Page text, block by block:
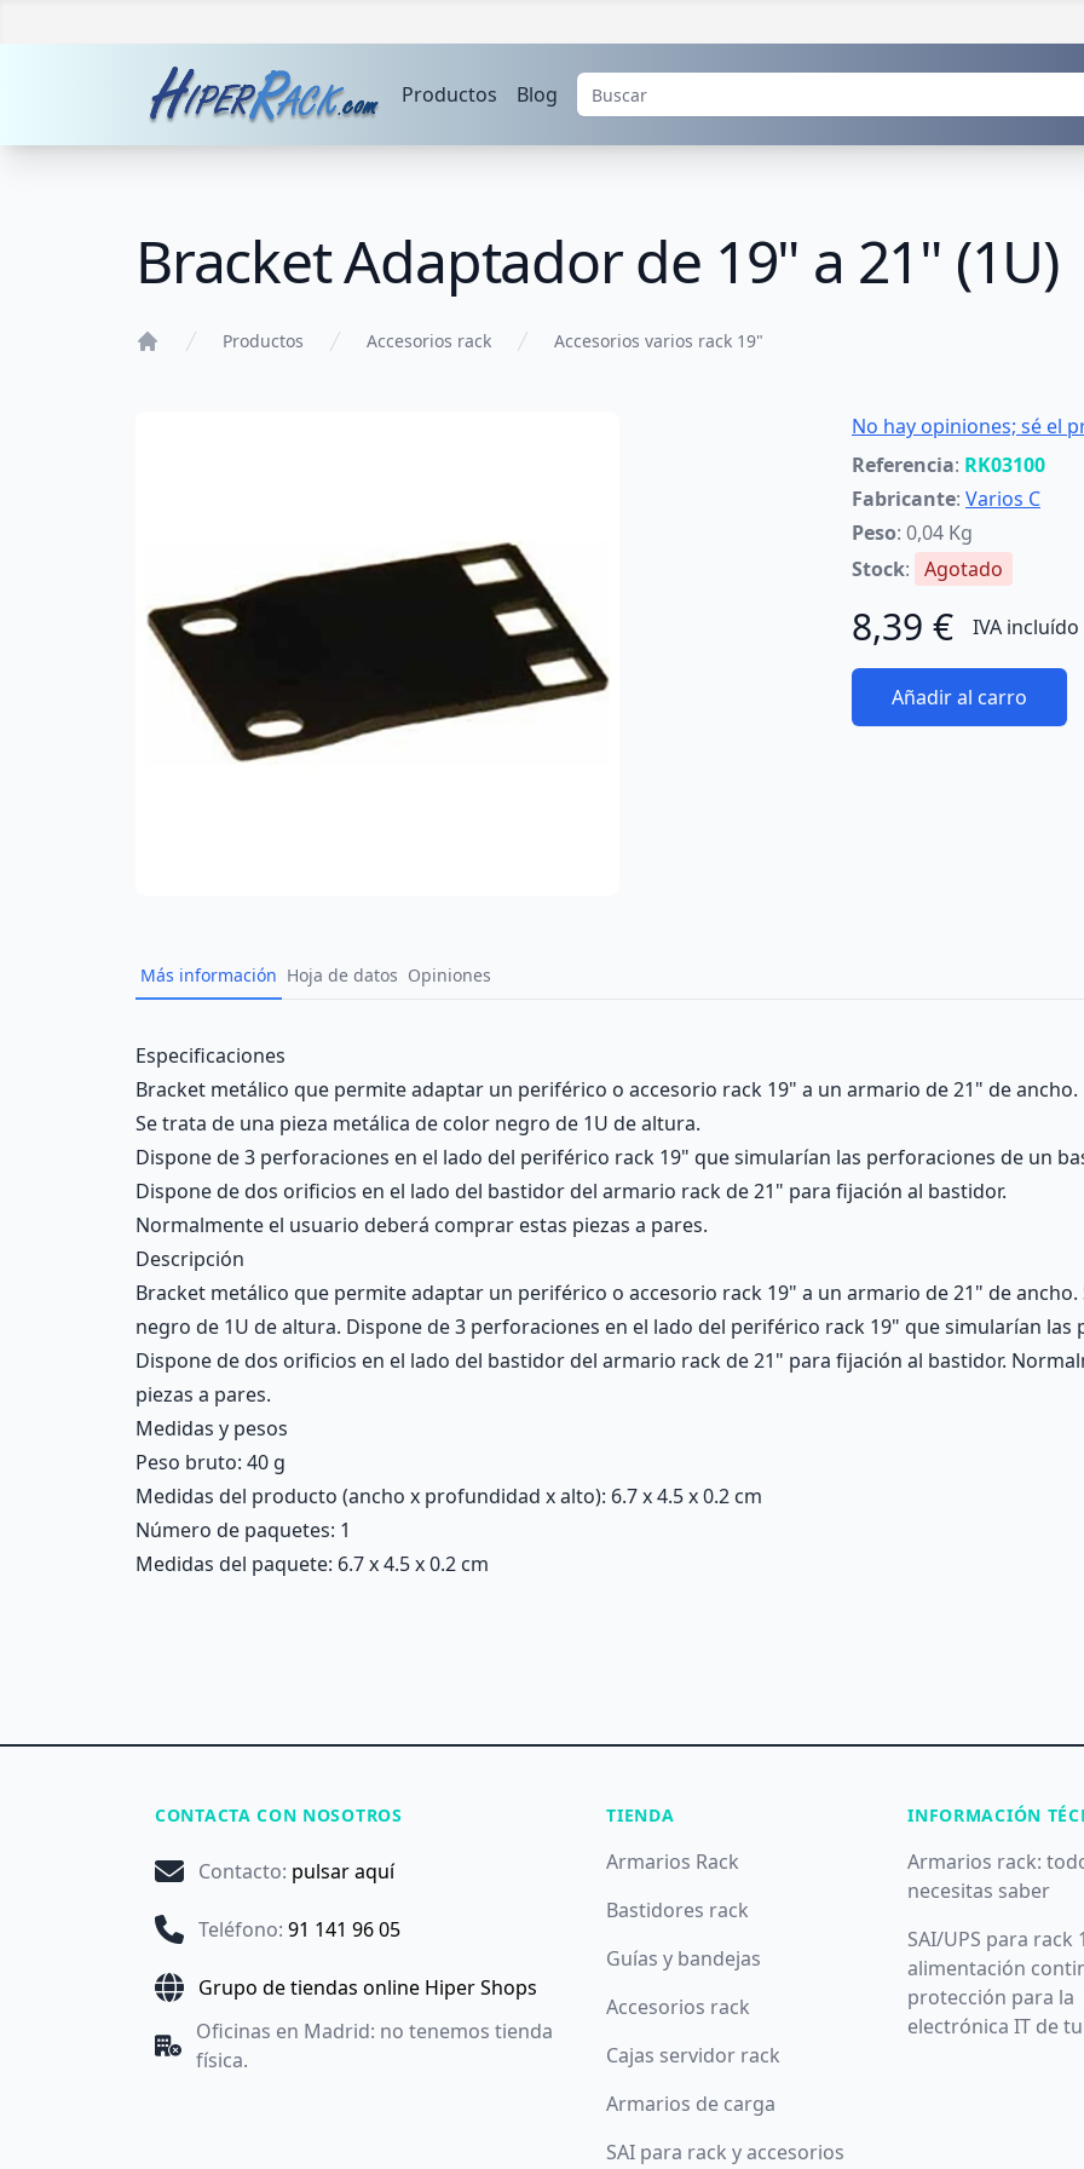
Productos Blog
Bracket Adaptador de 19" a 21" (1U)
Productos Accesorios rack Accesorios varios rack 19"
No hay opiniones; sé el
Referencia: RK03100
Fabricante: Varios C
Peso: 0,04 Kg
Stock: Agotado
8,39 € IVA incluído
Añadir al carro
Más información Hoja de datos Opiniones
Description
Especificaciones
Bracket metálico que permite adaptar un periférico o accesorio rack 19" a un armario de 21" de ancho.
Se trata de una pieza metálica de color negro de 1U de altura.
Dispone de 3 perforaciones en el lado del periférico rack 19" que simularían las perforaciones de un
Dispone de dos orificios en el lado del bastidor del armario rack de 21" para fijación al bastidor.
Normalmente el usuario deberá comprar estas piezas a pares.
Descripción
Bracket metálico que permite adaptar un periférico o accesorio rack 19" a un armario de 21" de
negro de 1U de altura. Dispone de 3 perforaciones en el lado del periférico rack 19" que simularían
Dispone de dos orificios en el lado del bastidor del armario rack de 21" para fijación al bastidor.
piezas a pares.
Medidas y pesos
Peso bruto: 40 g
Medidas del producto (ancho x profundidad x alto): 6.7 x 4.5 x 0.2 cm
Número de paquetes: 1
Medidas del paquete: 6.7 x 4.5 x 0.2 cm
CONTACTA CON NOSOTROS
Contacto: pulsar aquí
Teléfono: 91 141 96 05
Grupo de tiendas online Hiper Shops
Oficinas en Madrid: no tenemos tienda
física.
TIENDA
Armarios Rack
Bastidores rack
Guías y bandejas
Accesorios rack
Cajas servidor rack
Armarios de carga
SAI para rack y accesorios
INFORMACIÓN
Armarios rack:
necesitas saber
SAI/UPS para rack
alimentación
protección para la
electrónica IT de